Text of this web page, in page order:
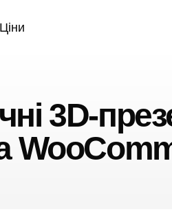
Ціни
3D-